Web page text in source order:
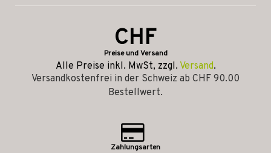
CHF
Preise und Versand
Alle Preise inkl. MwSt, zzgl. Versand.
Versandkostenfrei in der Schweiz ab CHF 90.00
Bestellwert.
Zahlungsarten